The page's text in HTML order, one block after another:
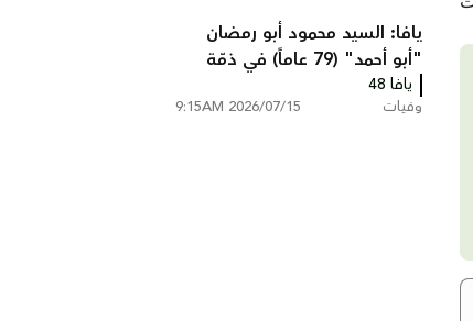
يافا: السيد محمود أبو رمضان
"أبو أحمد" (79 عاماً) في ذمّة
الله
يافا 48
وفيات 2026/07/15 9:15AM